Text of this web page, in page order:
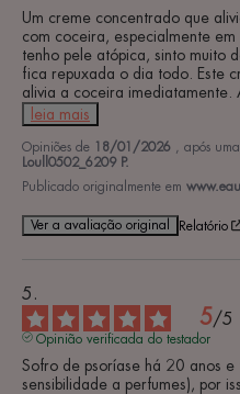
Um creme concentrado que
com coceira, especialmente
tenho pele atópica, sinto muito
fica repuxada o dia todo. Este
alivia a coceira imediatamente.
leia mais
Opiniões de 18/01/2026 , após
Loull0502_6209 P.
Publicado originalmente em
Ver a avaliação original Relatório
5/5
Opinião verificada do testador
Sofro de psoríase há 20 anos
sensibilidade a perfumes), por